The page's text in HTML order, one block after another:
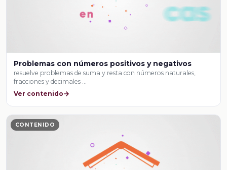
Problemas con números positivos y negativos
resuelve problemas de suma y resta con números naturales,
fracciones y decimales …
Ver contenido
CONTENIDO